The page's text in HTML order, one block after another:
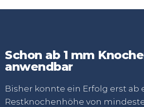
Schon ab 1 mm
anwendbar
Bisher konnte ein Erfolg erst ab
Restknochenhöhe von